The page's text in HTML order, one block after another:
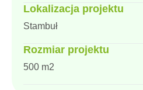
Lokalizacja projektu
Stambuł
Rozmiar projektu
500 m2